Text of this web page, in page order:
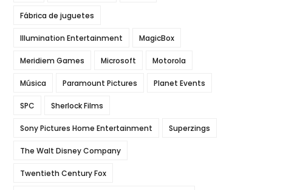
Fábrica de juguetes
Illumination Entertainment MagicBox
Meridiem Games Microsoft Motorola
Música Paramount Pictures Planet Events
SPC Sherlock Films
Sony Pictures Home Entertainment Superzings
The Walt Disney Company
Twentieth Century Fox